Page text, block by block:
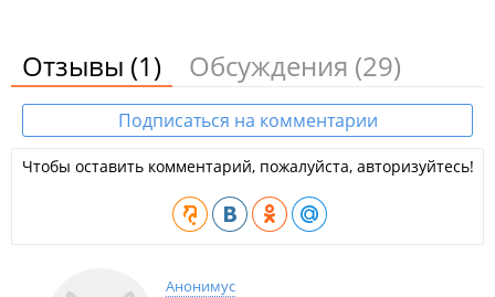
этажей. Сдать новостройку в эксплуатацию планировали в
2009 году, но затем сроки несколько раз переносились
сперва на 2012, 2013, а затем на 2015 год.
Откорректированным проектом было предусмотрено
квартир - 185 шт.
В ходе строительства администрацией Приморского края
был выявлен ряд нарушений, в связи с чем по решению
были приостановлены. Установлено, что застройщик
Отзывы (1) Обсуждения (29)
Подписаться на комментарии
Чтобы оставить комментарий, пожалуйста, авторизуйтесь!
Анонимус